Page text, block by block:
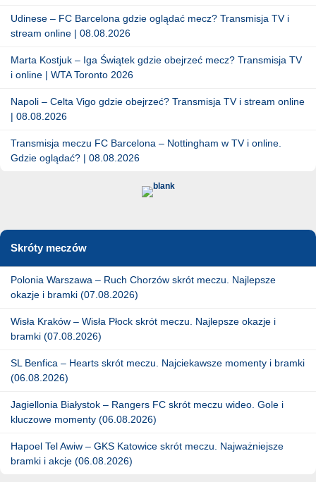
Udinese – FC Barcelona gdzie oglądać mecz? Transmisja TV i
stream online | 08.08.2026
Marta Kostjuk – Iga Świątek gdzie obejrzeć mecz? Transmisja TV
i online | WTA Toronto 2026
Napoli – Celta Vigo gdzie obejrzeć? Transmisja TV i stream online
| 08.08.2026
Transmisja meczu FC Barcelona – Nottingham w TV i online.
Gdzie oglądać? | 08.08.2026
Skróty meczów
Polonia Warszawa – Ruch Chorzów skrót meczu. Najlepsze
okazje i bramki (07.08.2026)
Wisła Kraków – Wisła Płock skrót meczu. Najlepsze okazje i
bramki (07.08.2026)
SL Benfica – Hearts skrót meczu. Najciekawsze momenty i bramki
(06.08.2026)
Jagiellonia Białystok – Rangers FC skrót meczu wideo. Gole i
kluczowe momenty (06.08.2026)
Hapoel Tel Awiw – GKS Katowice skrót meczu. Najważniejsze
bramki i akcje (06.08.2026)